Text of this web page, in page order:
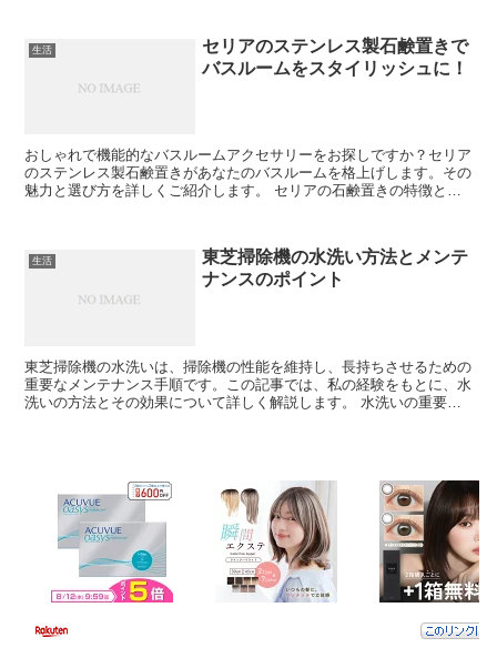
生活
セリアのステンレス製石鹸置きで
バスルームをスタイリッシュに！
おしゃれで機能的なバスルームアクセサリーをお探しですか？セリア
のステンレス製石鹸置きがあなたのバスルームを格上げします。その
魅力と選び方を詳しくご紹介します。 セリアの石鹸置きの特徴と魅
生活
東芝掃除機の水洗い方法とメンテ
ナンスのポイント
東芝掃除機の水洗いは、掃除機の性能を維持し、長持ちさせるための
重要なメンテナンス手順です。この記事では、私の経験をもとに、水
洗いの方法とその効果について詳しく解説します。 水洗いの重要性